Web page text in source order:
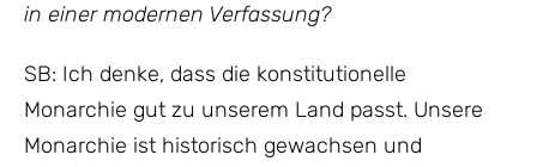
in einer modernen Verfassung?
SB: Ich denke, dass die konstitutionelle
Monarchie gut zu unserem Land passt. Unsere
Monarchie ist historisch gewachsen und